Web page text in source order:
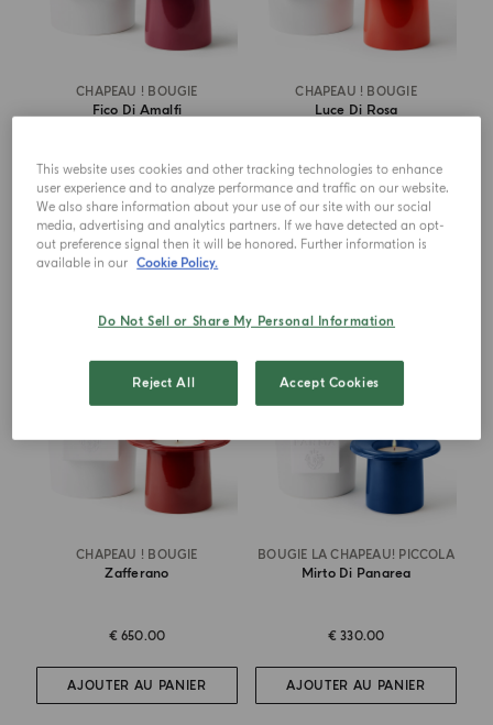
CHAPEAU ! BOUGIE
Fico Di Amalfi
€ 650.00
AJOUTER AU PANIER
CHAPEAU ! BOUGIE
Luce Di Rosa
€ 650.00
AJOUTER AU PANIER
CHAPEAU ! BOUGIE
Zafferano
€ 650.00
AJOUTER AU PANIER
BOUGIE LA CHAPEAU! PICCOLA
Mirto Di Panarea
€ 330.00
AJOUTER AU PANIER
This website uses cookies and other tracking technologies to enhance
user experience and to analyze performance and traffic on our website.
We also share information about your use of our site with our social
media, advertising and analytics partners. If we have detected an opt-
out preference signal then it will be honored. Further information is
available in our Cookie Policy.
Do Not Sell or Share My Personal Information
Reject All Accept Cookies